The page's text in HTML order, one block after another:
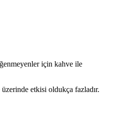
için kahve ile
etkisi oldukça fazladır.